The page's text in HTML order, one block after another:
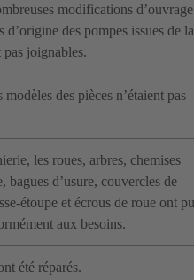
modifications
d’origine des pompes issues de la
pas joignables.
des pièces n’étaient pas
les roues, arbres, chemises
bagues d’usure, couvercles de
étoupe et écrous de roue ont pu
aux besoins.
été réparés.